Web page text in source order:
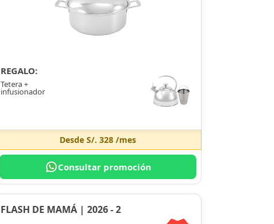
REGALO:
Tetera +
infusionador
DesdeS/. 328 /mes
Consultar promoción
FLASH DE MAMÁ | 2026 - 2